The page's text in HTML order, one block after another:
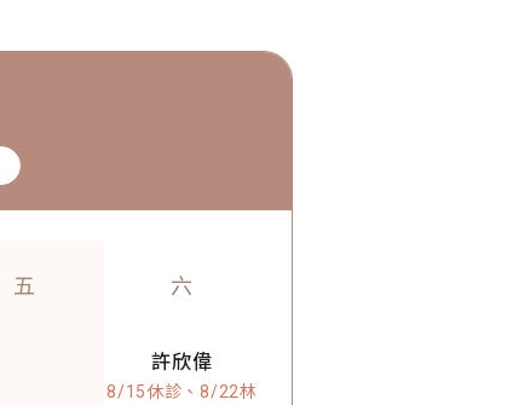
五 六
許欣偉
8/15休診、8/22林